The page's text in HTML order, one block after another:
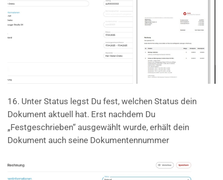
16. Unter Status legst Du fest, welchen Status dein
Dokument aktuell hat. Erst nachdem Du
„Festgeschrieben“ ausgewählt wurde, erhält dein
Dokument auch seine Dokumentennummer